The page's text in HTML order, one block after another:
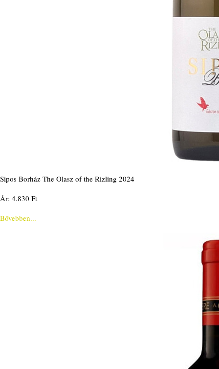
Sipos Borház The Olasz of the Rizling 2024
Ár: 4.830 Ft
Bővebben...